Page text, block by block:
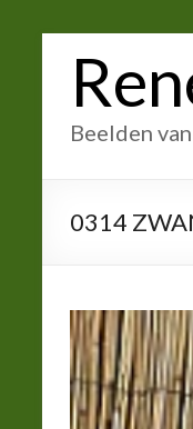
inhoud
Beelden
0314